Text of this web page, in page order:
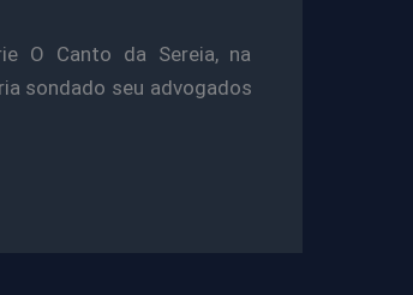
O Canto da Sereia, na
sondado seu advogados